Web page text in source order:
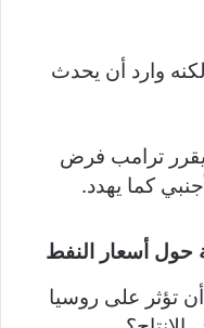
7 نيسان، لكنه وارد أن يحدث
ويقرر ترامب فرض
كما يهدد.
حول أسعار النفط
تؤثر على روسيا